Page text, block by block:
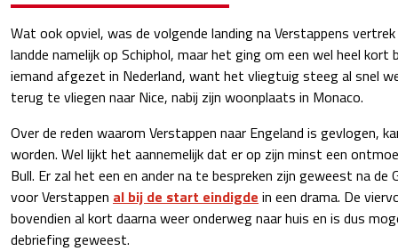
Wat ook opviel, was de volgende landing na Verstappens
landde namelijk op Schiphol, maar het ging om een wel heel
iemand afgezet in Nederland, want het vliegtuig steeg al snel
terug te vliegen naar Nice, nabij zijn woonplaats in Monaco.
Over de reden waarom Verstappen naar Engeland is gevlogen,
worden. Wel lijkt het aannemelijk dat er op zijn minst een
Bull. Er zal het een en ander na te bespreken zijn geweest na de
voor Verstappen al bij de start eindigde in een drama. De
bovendien al kort daarna weer onderweg naar huis en is dus
debriefing geweest.